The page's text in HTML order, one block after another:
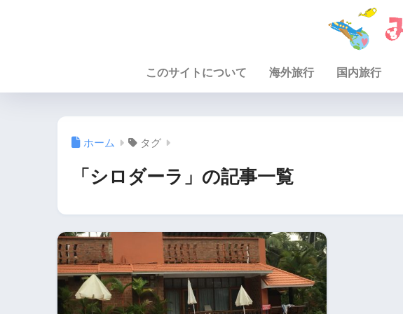
このサイトについて 海外旅行 国内旅行
ホーム タグ
「シロダーラ」の記事一覧